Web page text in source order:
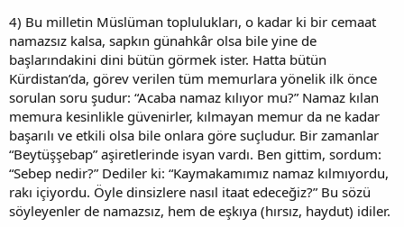
4) Bu milletin Müslüman toplulukları, o kadar ki bir cemaat
namazsız kalsa, sapkın günahkâr olsa bile yine de
başlarındakini dini bütün görmek ister. Hatta bütün
Kürdistan’da, görev verilen tüm memurlara yönelik ilk önce
sorulan soru şudur: “Acaba namaz kılıyor mu?” Namaz kılan
memura kesinlikle güvenirler, kılmayan memur da ne kadar
başarılı ve etkili olsa bile onlara göre suçludur. Bir zamanlar
“Beytüşşebap” aşiretlerinde isyan vardı. Ben gittim, sordum:
“Sebep nedir?” Dediler ki: “Kaymakamımız namaz kılmıyordu,
rakı içiyordu. Öyle dinsizlere nasıl itaat edeceğiz?” Bu sözü
söyleyenler de namazsız, hem de eşkıya (hırsız, haydut) idiler.